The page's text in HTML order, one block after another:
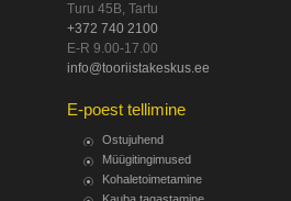
Turu 45B, Tartu
+372 740 2100
E-R 9.00-17.00
info@tooriistakeskus.ee
E-poest tellimine
Ostujuhend
Müügitingimused
Kohaletoimetamine